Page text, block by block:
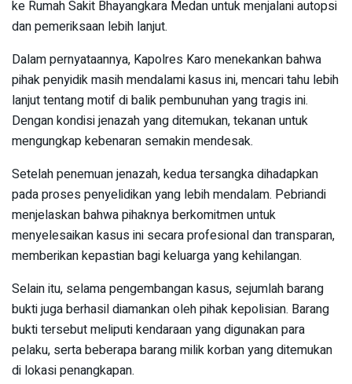
ke Rumah Sakit Bhayangkara Medan untuk menjalani autopsi
dan pemeriksaan lebih lanjut.
Dalam pernyataannya, Kapolres Karo menekankan bahwa
pihak penyidik masih mendalami kasus ini, mencari tahu lebih
lanjut tentang motif di balik pembunuhan yang tragis ini.
Dengan kondisi jenazah yang ditemukan, tekanan untuk
mengungkap kebenaran semakin mendesak.
Setelah penemuan jenazah, kedua tersangka dihadapkan
pada proses penyelidikan yang lebih mendalam. Pebriandi
menjelaskan bahwa pihaknya berkomitmen untuk
menyelesaikan kasus ini secara profesional dan transparan,
memberikan kepastian bagi keluarga yang kehilangan.
Selain itu, selama pengembangan kasus, sejumlah barang
bukti juga berhasil diamankan oleh pihak kepolisian. Barang
bukti tersebut meliputi kendaraan yang digunakan para
pelaku, serta beberapa barang milik korban yang ditemukan
di lokasi penangkapan.